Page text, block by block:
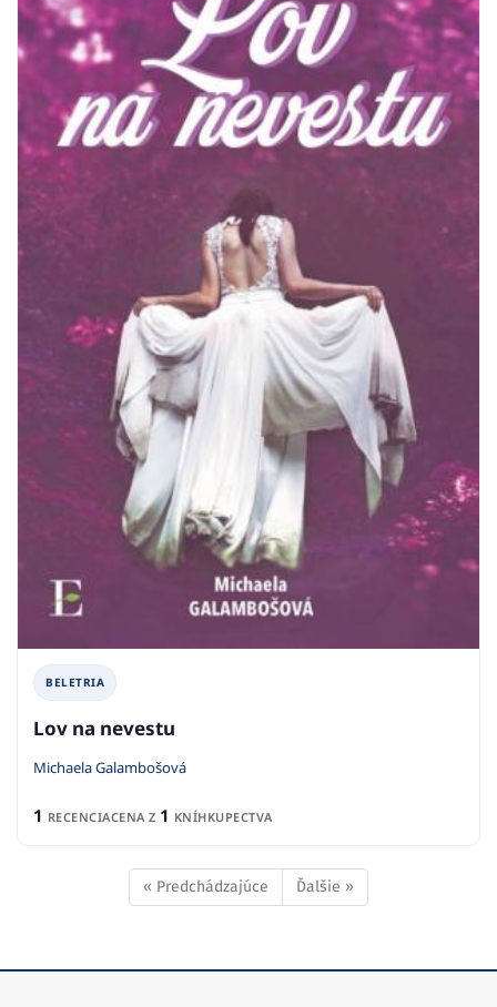
BELETRIA
Lov na nevestu
Michaela Galambošová
1 RECENCIACENA Z 1 KNÍHKUPECTVA
« Predchádzajúce Ďalšie »